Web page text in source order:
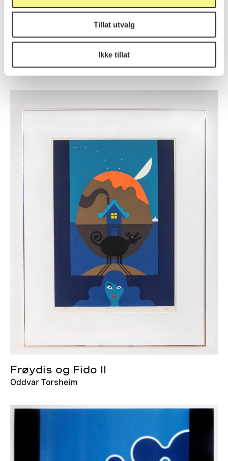
Tillat utvalg
Ikke tillat
Oddvar Torsheim
Frøydis og Fido II
Oddvar Torsheim